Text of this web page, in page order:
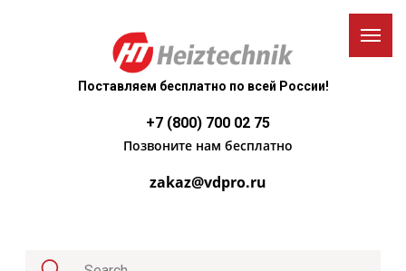
Поставляем бесплатно по всей России!
+7 (800) 700 02 75
Позвоните нам бесплатно
zakaz@vdpro.ru